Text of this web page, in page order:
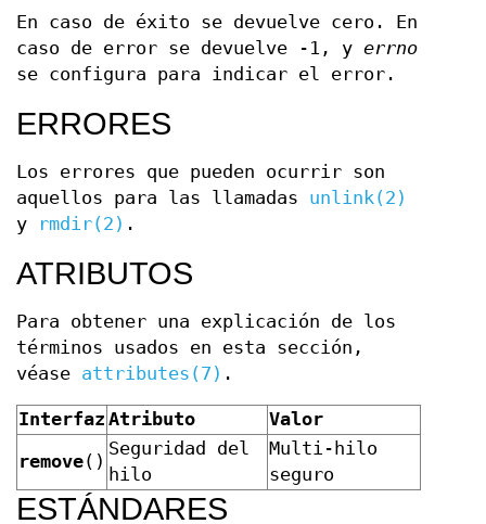
En caso de éxito se devuelve cero. En
caso de error se devuelve -1, y errno
se configura para indicar el error.
ERRORES
Los errores que pueden ocurrir son
aquellos para las llamadas unlink(2)
y
rmdir(2) .
ATRIBUTOS
Para obtener una explicación de los
términos usados en esta sección,
véase attributes(7) .
Interfaz Atributo Valor
remove()
Seguridad del
hilo
Multi-hilo
seguro
ESTÁNDARES